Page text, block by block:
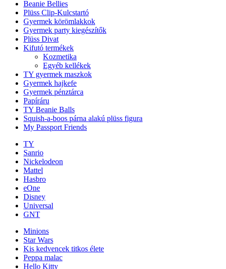
Beanie Bellies
Plüss Clip-Kulcstartó
Gyermek körömlakkok
Gyermek party kiegészítők
Plüss Divat
Kifutó termékek
Kozmetika
Egyéb kellékek
TY gyermek maszkok
Gyermek hajkefe
Gyermek pénztárca
Papíráru
TY Beanie Balls
Squish-a-boos párna alakú plüss figura
My Passport Friends
TY
Sanrio
Nickelodeon
Mattel
Hasbro
eOne
Disney
Universal
GNT
Minions
Star Wars
Kis kedvencek titkos élete
Peppa malac
Hello Kitty